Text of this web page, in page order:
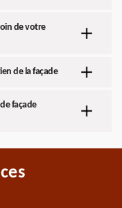
de votre
de la façade
façade